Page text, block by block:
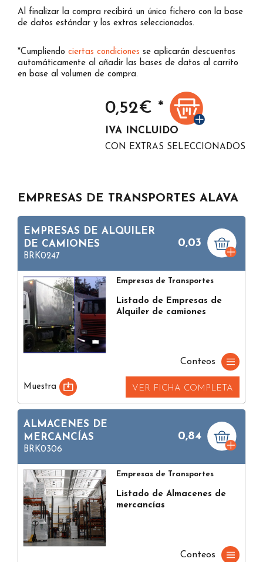
Al finalizar la compra recibirá un único fichero con la base
de datos estándar y los extras seleccionados.
*Cumpliendo ciertas condiciones se aplicarán descuentos
automáticamente al añadir las bases de datos al carrito
en base al volumen de compra.
0,52€ *
IVA INCLUIDO
CON EXTRAS SELECCIONADOS
EMPRESAS DE TRANSPORTES ALAVA
EMPRESAS DE ALQUILER
DE CAMIONES
BRK0247
0,03
Empresas de Transportes
Listado de Empresas de
Alquiler de camiones
Conteos
Muestra VER FICHA COMPLETA
ALMACENES DE
MERCANCÍAS
BRK0306
0,84
Empresas de Transportes
Listado de Almacenes de
mercancías
Conteos